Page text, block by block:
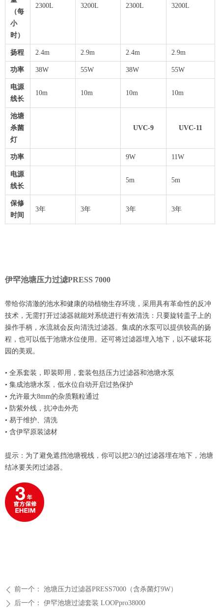
（每
小
时）
2300L 3200L 2300L 3200L
扬程 2.4m 2.9m 2.4m 2.9m
功率 38W 55W 38W 55W
电源
线长
10m 10m 10m 10m
池塘
杀菌
灯
UVC-9 UVC-11
功率 9W 11W
电源
线长
5m 5m
保修
时间
3年 3年 3年 3年
伊罕池塘压力过滤PRESS 7000
带给你清澈的池水和健康的动植物生存环境，采用具有革命性的反冲
技术，无需打开过滤器就能对系统进行有效清洗：只要旋转盖子上的
操作手柄，水流就会反向清洗过滤器。集成的水泵可以提供较高的扬
程，也可以低于池塘水位使用。还可将过滤器埋入地下，以不破坏花
园的美观。
• 全系套装，即装即用，套装包括压力过滤器和池塘水泵
• 集成池塘水泵，低水位自动开启过热保护
• 允许最大8mm的杂质颗粒通过
• 防紫外线，抗冲击外壳
• 易于维护、清洗
• 含伊罕原装滤材
提示：为了避免遮挡池塘视线，你可以把2/3的过滤器埋在地下，池塘
结冰要关闭过滤器。
ꄴ 前一个： 池塘压力过滤器PRESS7000（含杀菌灯9W）
ꄲ 后一个： 伊罕池塘过滤套装 LOOPpro38000